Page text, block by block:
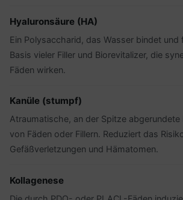
Hyaluronsäure (HA)
Ein Polysaccharid, das Wasser bindet und
Basis vieler Filler und Biorevitalizer, die
Fäden wirken.
Kanüle (stumpf)
Atraumatische, an der Spitze abgerundete
von Fäden oder Fillern. Reduziert das
Gefäßverletzungen und Hämatomen.
Kollagenese